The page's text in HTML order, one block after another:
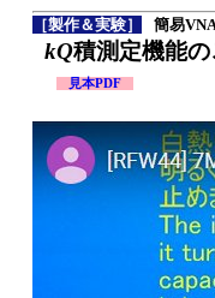
［製作＆実験］
簡易
kQ積測定機能
見本PDF